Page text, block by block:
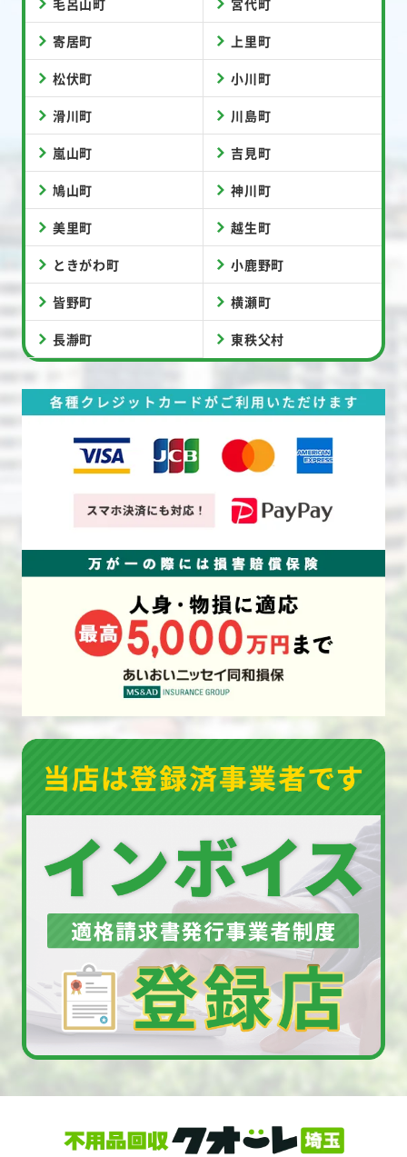
毛呂山町 宮代町
寄居町 上里町
松伏町 小川町
滑川町 川島町
嵐山町 吉見町
鳩山町 神川町
美里町 越生町
ときがわ町 小鹿野町
皆野町 横瀬町
長瀞町 東秩父村